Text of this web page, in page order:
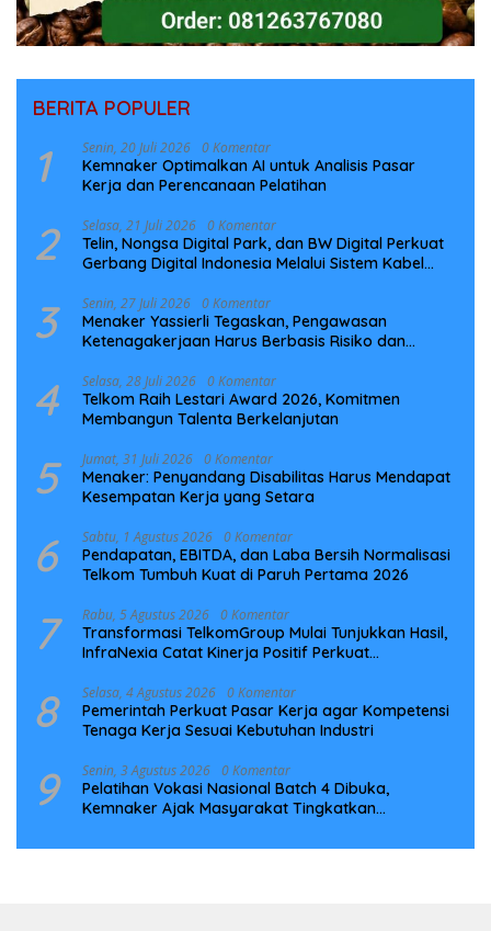
BERITA POPULER
1 Senin, 20 Juli 2026 0 Komentar
Kemnaker Optimalkan AI untuk Analisis Pasar
Kerja dan Perencanaan Pelatihan
2 Selasa, 21 Juli 2026 0 Komentar
Telin, Nongsa Digital Park, dan BW Digital Perkuat
Gerbang Digital Indonesia Melalui Sistem Kabel
3 Senin, 27 Juli 2026 0 Komentar
Menaker Yassierli Tegaskan, Pengawasan
Ketenagakerjaan Harus Berbasis Risiko dan
4 Selasa, 28 Juli 2026 0 Komentar
Telkom Raih Lestari Award 2026, Komitmen
Membangun Talenta Berkelanjutan
5 Jumat, 31 Juli 2026 0 Komentar
Menaker: Penyandang Disabilitas Harus Mendapat
Kesempatan Kerja yang Setara
6 Sabtu, 1 Agustus 2026 0 Komentar
Pendapatan, EBITDA, dan Laba Bersih Normalisasi
Telkom Tumbuh Kuat di Paruh Pertama 2026
7 Rabu, 5 Agustus 2026 0 Komentar
Transformasi TelkomGroup Mulai Tunjukkan Hasil,
InfraNexia Catat Kinerja Positif Perkuat
8 Selasa, 4 Agustus 2026 0 Komentar
Pemerintah Perkuat Pasar Kerja agar Kompetensi
Tenaga Kerja Sesuai Kebutuhan Industri
9 Senin, 3 Agustus 2026 0 Komentar
Pelatihan Vokasi Nasional Batch 4 Dibuka,
Kemnaker Ajak Masyarakat Tingkatkan